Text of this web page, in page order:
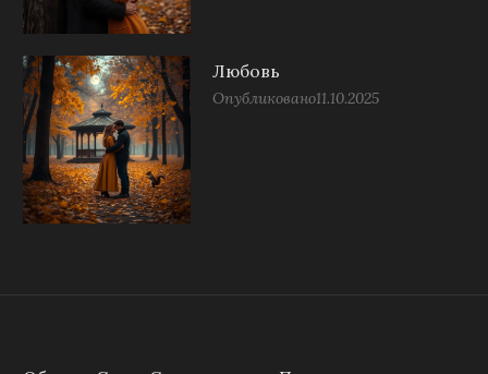
Любовь
Опубликовано11.10.2025